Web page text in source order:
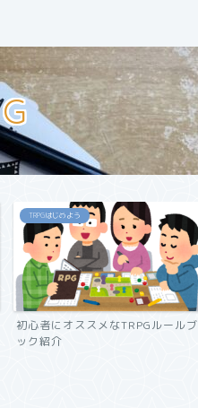
TRPGはじめよう
初心者にオススメなTRPGルールブ
ック紹介